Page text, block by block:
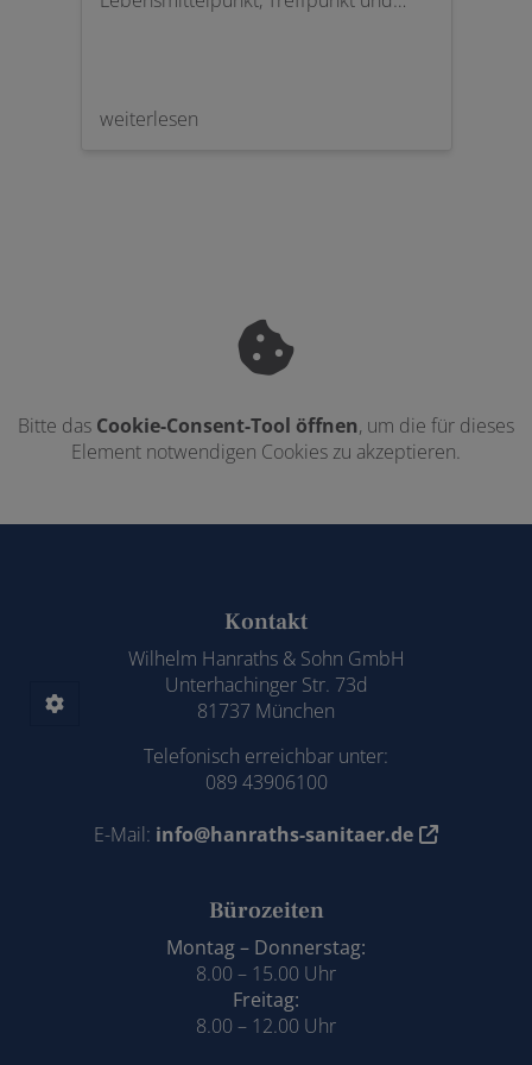
weiterlesen
Bitte das Cookie-Consent-Tool öffnen, um die für dieses
Element notwendigen Cookies zu akzeptieren.
Kontakt
Wilhelm Hanraths & Sohn GmbH
Unterhachinger Str. 73d
81737 München
Telefonisch erreichbar unter:
089 43906100
E-Mail: info@hanraths-sanitaer.de
Bürozeiten
Montag – Donnerstag:
8.00 – 15.00 Uhr
Freitag:
8.00 – 12.00 Uhr